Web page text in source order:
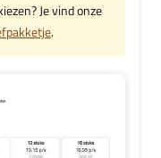
Je vind onze
.